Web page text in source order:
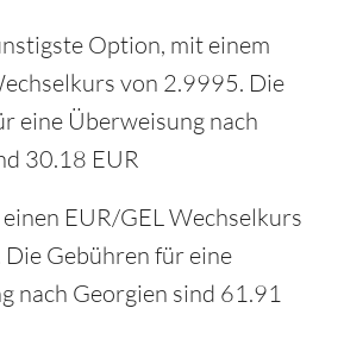
Option, mit einem
von 2.9995. Die
eine Überweisung nach
30.18 EUR
EUR/GEL Wechselkurs
Gebühren für eine
nach Georgien sind 61.91